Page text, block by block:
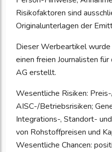
Risikofaktoren sind
Originalunterlagen der
Dieser Werbeartikel
einen freien Journalisten
AG erstellt.
Wesentliche Risiken:
AISC-/Betriebsrisiken;
Integrations-, Standort-
von Rohstoffpreisen und
Wesentliche Chancen: